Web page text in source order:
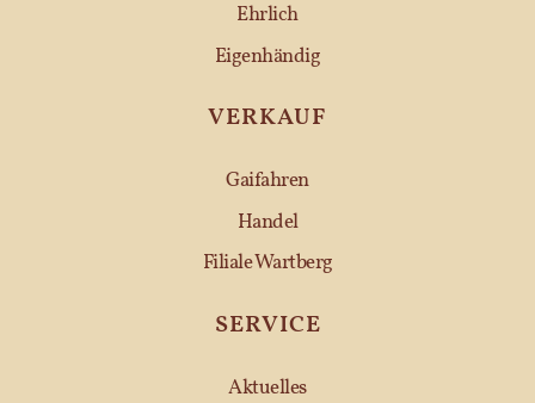
Ehrlich
Eigenhändig
VERKAUF
Gaifahren
Handel
Filiale Wartberg
SERVICE
Aktuelles